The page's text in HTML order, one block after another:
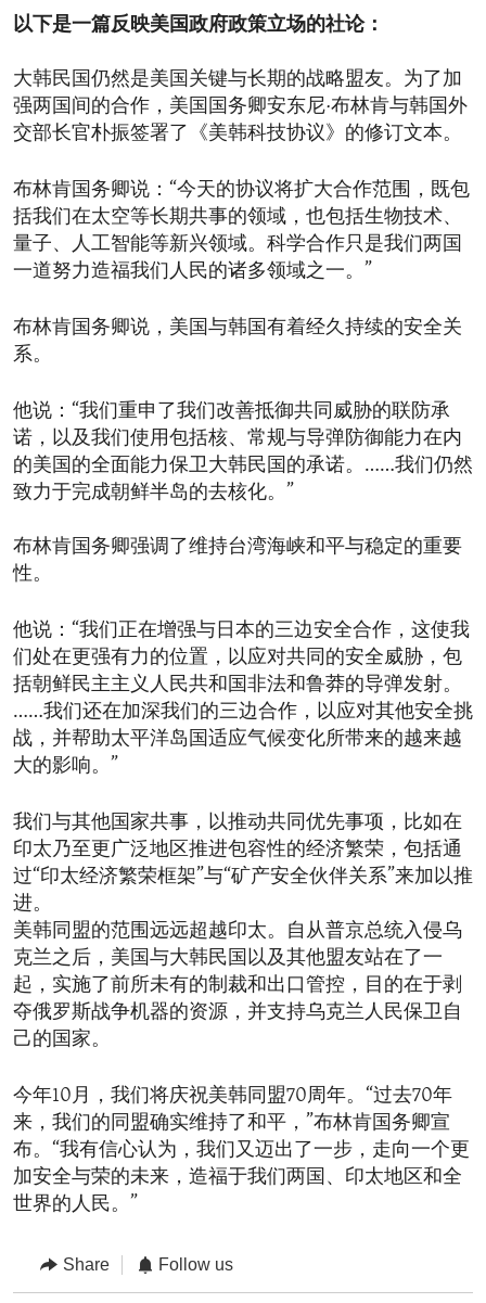
以下是一篇反映美国政府政策立场的社论：
大韩民国仍然是美国关键与长期的战略盟友。为了加
强两国间的合作，美国国务卿安东尼·布林肯与韩国外
交部长官朴振签署了《美韩科技协议》的修订文本。
布林肯国务卿说：“今天的协议将扩大合作范围，既包
括我们在太空等长期共事的领域，也包括生物技术、
量子、人工智能等新兴领域。科学合作只是我们两国
一道努力造福我们人民的诸多领域之一。”
布林肯国务卿说，美国与韩国有着经久持续的安全关
系。
他说：“我们重申了我们改善抵御共同威胁的联防承
诺，以及我们使用包括核、常规与导弹防御能力在内
的美国的全面能力保卫大韩民国的承诺。……我们仍然
致力于完成朝鲜半岛的去核化。”
布林肯国务卿强调了维持台湾海峡和平与稳定的重要
性。
他说：“我们正在增强与日本的三边安全合作，这使我
们处在更强有力的位置，以应对共同的安全威胁，包
括朝鲜民主主义人民共和国非法和鲁莽的导弹发射。
……我们还在加深我们的三边合作，以应对其他安全挑
战，并帮助太平洋岛国适应气候变化所带来的越来越
大的影响。”
我们与其他国家共事，以推动共同优先事项，比如在
印太乃至更广泛地区推进包容性的经济繁荣，包括通
过“印太经济繁荣框架”与“矿产安全伙伴关系”来加以推
进。
美韩同盟的范围远远超越印太。自从普京总统入侵乌
克兰之后，美国与大韩民国以及其他盟友站在了一
起，实施了前所未有的制裁和出口管控，目的在于剥
夺俄罗斯战争机器的资源，并支持乌克兰人民保卫自
己的国家。
今年10月，我们将庆祝美韩同盟70周年。“过去70年
来，我们的同盟确实维持了和平，”布林肯国务卿宣
布。“我有信心认为，我们又迈出了一步，走向一个更
加安全与荣的未来，造福于我们两国、印太地区和全
世界的人民。”
Share Follow us